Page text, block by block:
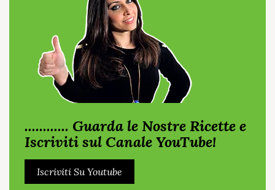
............ Guarda le Nostre Ricette e
Iscriviti sul Canale YouTube!
Iscriviti Su Youtube